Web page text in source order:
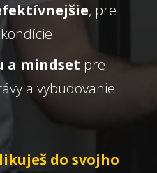
, pre
a mindset pre
a vybudovanie
do svojho